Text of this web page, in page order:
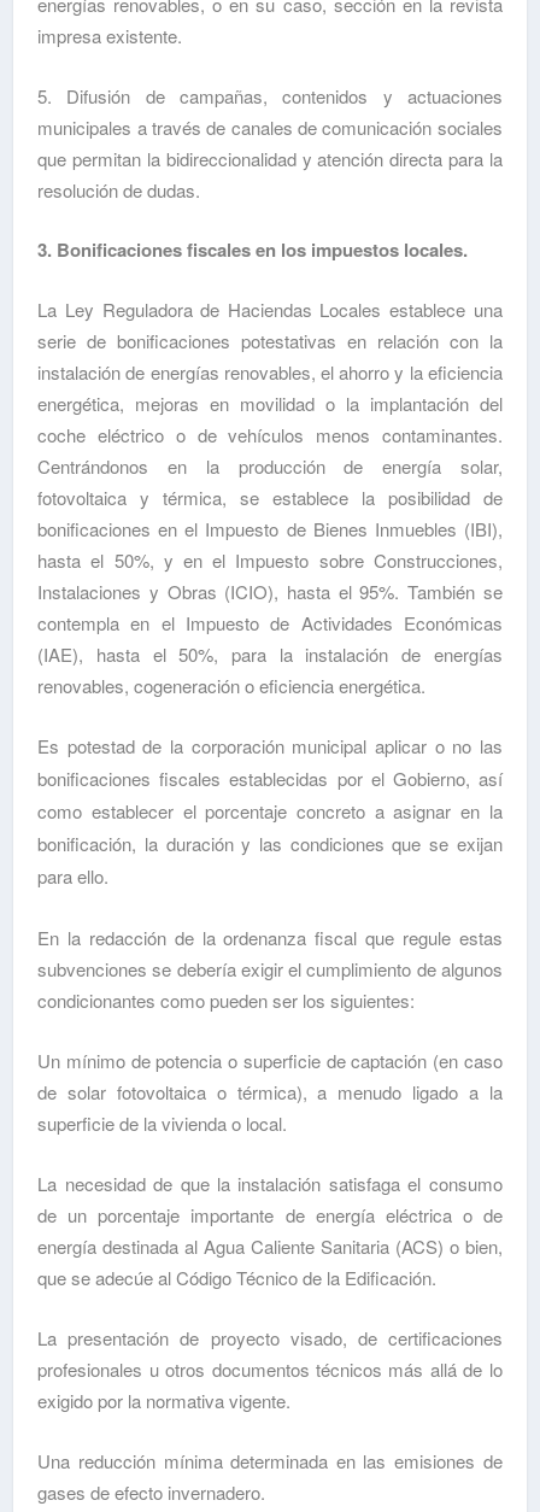
impresa existente.
5. Difusión de campañas, contenidos y actuaciones
municipales a través de canales de comunicación sociales
que permitan la bidireccionalidad y atención directa para la
resolución de dudas.
3. Bonificaciones fiscales en los impuestos locales.
La Ley Reguladora de Haciendas Locales establece una
serie de bonificaciones potestativas en relación con la
instalación de energías renovables, el ahorro y la eficiencia
energética, mejoras en movilidad o la implantación del
coche eléctrico o de vehículos menos contaminantes.
Centrándonos en la producción de energía solar,
fotovoltaica y térmica, se establece la posibilidad de
bonificaciones en el Impuesto de Bienes Inmuebles (IBI),
hasta el 50%, y en el Impuesto sobre Construcciones,
Instalaciones y Obras (ICIO), hasta el 95%. También se
contempla en el Impuesto de Actividades Económicas
(IAE), hasta el 50%, para la instalación de energías
renovables, cogeneración o eficiencia energética.
Es potestad de la corporación municipal aplicar o no las
bonificaciones fiscales establecidas por el Gobierno, así
como establecer el porcentaje concreto a asignar en la
bonificación, la duración y las condiciones que se exijan
para ello.
En la redacción de la ordenanza fiscal que regule estas
subvenciones se debería exigir el cumplimiento de algunos
condicionantes como pueden ser los siguientes:
Un mínimo de potencia o superficie de captación (en caso
de solar fotovoltaica o térmica), a menudo ligado a la
superficie de la vivienda o local.
La necesidad de que la instalación satisfaga el consumo
de un porcentaje importante de energía eléctrica o de
energía destinada al Agua Caliente Sanitaria (ACS) o bien,
que se adecúe al Código Técnico de la Edificación.
La presentación de proyecto visado, de certificaciones
profesionales u otros documentos técnicos más allá de lo
exigido por la normativa vigente.
Una reducción mínima determinada en las emisiones de
gases de efecto invernadero.